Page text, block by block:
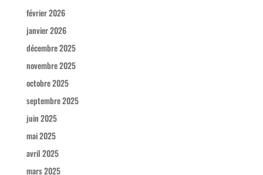
février 2026
janvier 2026
décembre 2025
novembre 2025
octobre 2025
septembre 2025
juin 2025
mai 2025
avril 2025
mars 2025